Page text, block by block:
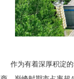
作为有着深厚积淀